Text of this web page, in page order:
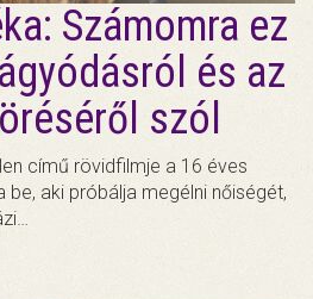
Számomra ez
és az
szól
című rövidfilmje a 16 éves
aki próbálja megélni nőiségét,